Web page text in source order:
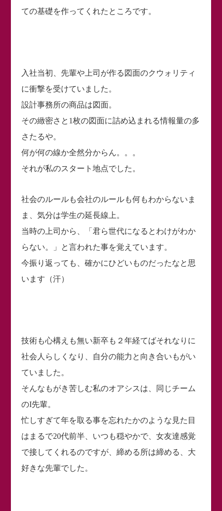
ての基礎を作ってくれたところです。
入社当初、先輩や上司が作る図面のクウォリティ
に衝撃を受けていました。
設計事務所の商品は図面。
その緻密さと1枚の図面に詰め込まれる情報量の多
さたるや。
何が何の線か全然分からん。。。
それが私のスタート地点でした。
社会のルールも会社のルールも何もわからないま
ま、気分は学生の延長線上。
当時の上司から、「君ら世代になるとわけがわか
らない。」と言われた事を覚えています。
今振り返っても、確かにひどいものだったなと思
います（汗）
技術も心構えも無い新卒も２年経てばそれなりに
社会人らしくなり、自分の能力と向き合いもがい
ていました。
そんなもがき苦しむ私のオアシスは、同じチーム
のI先輩。
忙しすぎて年を取る事を忘れたかのような見た目
はまるで20代前半、いつも穏やかで、女友達感覚
で接してくれるのですが、締める所は締める、大
好きな先輩でした。